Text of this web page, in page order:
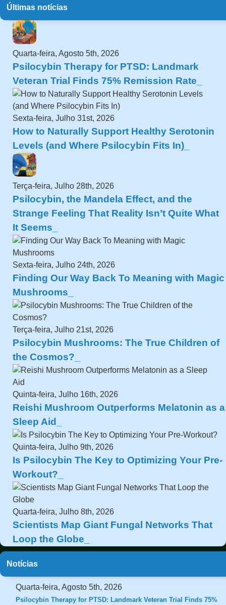
Últimas notícias
Quarta-feira, Agosto 5th, 2026
Psilocybin Therapy for PTSD: Landmark
Veteran Trial Finds 75% Remission Rate
Sexta-feira, Julho 31st, 2026
How to Naturally Support Healthy Serotonin
Levels (and Where Psilocybin Fits In)
Terça-feira, Julho 28th, 2026
Psilocybin, the Mandela Effect, and the
Strange Feeling That Reality Isn’t Quite What
It Seems
Sexta-feira, Julho 24th, 2026
Finding Our Way Back To Meaning with Magic
Mushrooms
Terça-feira, Julho 21st, 2026
Psilocybin Mushrooms: The True Children of
the Cosmos?
Quinta-feira, Julho 16th, 2026
Reishi Mushroom Outperforms Melatonin as a
Sleep Aid
Quinta-feira, Julho 9th, 2026
Is Psilocybin The Key to Optimizing Your Pre-
Workout?
Quarta-feira, Julho 8th, 2026
Scientists Map Giant Fungal Networks That
Loop the Globe
Notícias
Quarta-feira, Agosto 5th, 2026
Psilocybin Therapy for PTSD: Landmark Veteran Trial Finds 75%